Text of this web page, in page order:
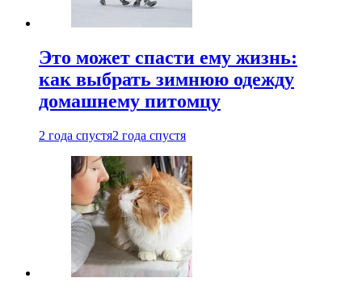
Это может спасти ему жизнь:
как выбрать зимнюю одежду
домашнему питомцу
2 года спустя2 года спустя